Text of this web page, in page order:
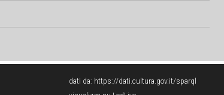
dati da: https://dati.cultura.gov.it/sparql